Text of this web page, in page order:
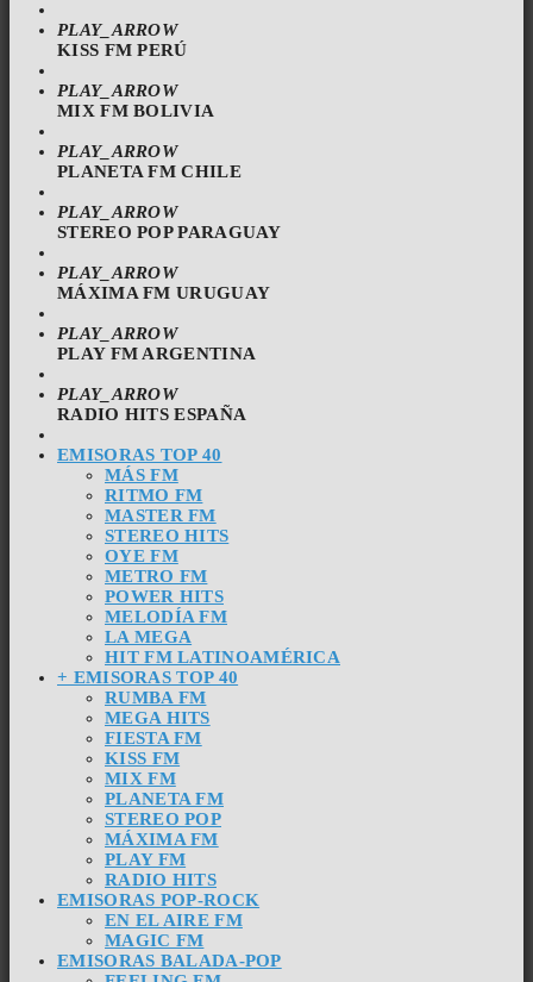
PLAY_ARROW
KISS FM PERÚ
PLAY_ARROW
MIX FM BOLIVIA
PLAY_ARROW
PLANETA FM CHILE
PLAY_ARROW
STEREO POP PARAGUAY
PLAY_ARROW
MÁXIMA FM URUGUAY
PLAY_ARROW
PLAY FM ARGENTINA
PLAY_ARROW
RADIO HITS ESPAÑA
EMISORAS TOP 40
MÁS FM
RITMO FM
MASTER FM
STEREO HITS
OYE FM
METRO FM
POWER HITS
MELODÍA FM
LA MEGA
HIT FM LATINOAMÉRICA
+ EMISORAS TOP 40
RUMBA FM
MEGA HITS
FIESTA FM
KISS FM
MIX FM
PLANETA FM
STEREO POP
MÁXIMA FM
PLAY FM
RADIO HITS
EMISORAS POP-ROCK
EN EL AIRE FM
MAGIC FM
EMISORAS BALADA-POP